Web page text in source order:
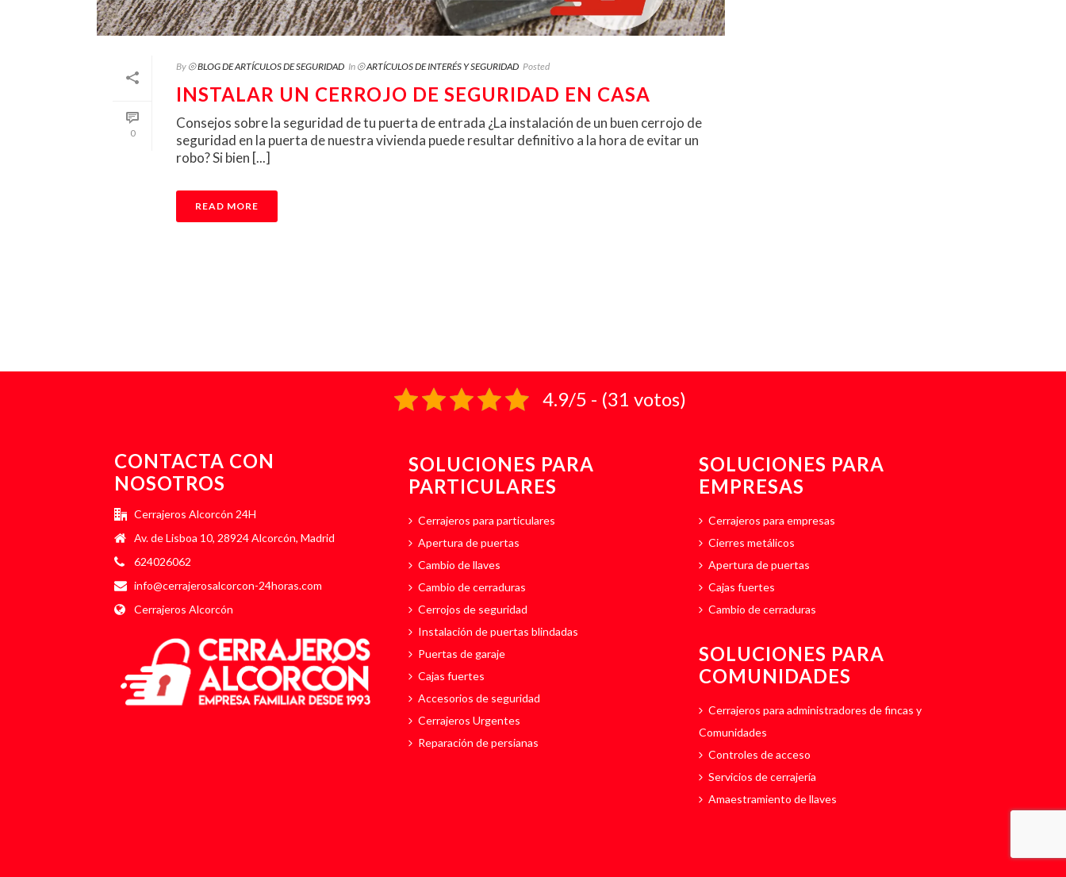
0
By ⦾ BLOG DE ARTÍCULOS DE SEGURIDAD In ⦾ ARTÍCULOS DE INTERÉS Y SEGURIDAD Posted
INSTALAR UN CERROJO DE SEGURIDAD EN CASA
Consejos sobre la seguridad de tu puerta de entrada ¿La instalación de un buen cerrojo de
seguridad en la puerta de nuestra vivienda puede resultar definitivo a la hora de evitar un
robo? Si bien [...]
READ MORE
4.9/5 - (31 votos)
CONTACTA CON
NOSOTROS
Cerrajeros Alcorcón 24H
Av. de Lisboa 10, 28924 Alcorcón, Madrid
624026062
info@cerrajerosalcorcon-24horas.com
Cerrajeros Alcorcón
SOLUCIONES PARA
PARTICULARES
Cerrajeros para particulares
Apertura de puertas
Cambio de llaves
Cambio de cerraduras
Cerrojos de seguridad
Instalación de puertas blindadas
Puertas de garaje
Cajas fuertes
Accesorios de seguridad
Cerrajeros Urgentes
Reparación de persianas
SOLUCIONES PARA
EMPRESAS
Cerrajeros para empresas
Cierres metálicos
Apertura de puertas
Cajas fuertes
Cambio de cerraduras
SOLUCIONES PARA
COMUNIDADES
Cerrajeros para administradores de fincas y
Comunidades
Controles de acceso
Servicios de cerrajería
Amaestramiento de llaves